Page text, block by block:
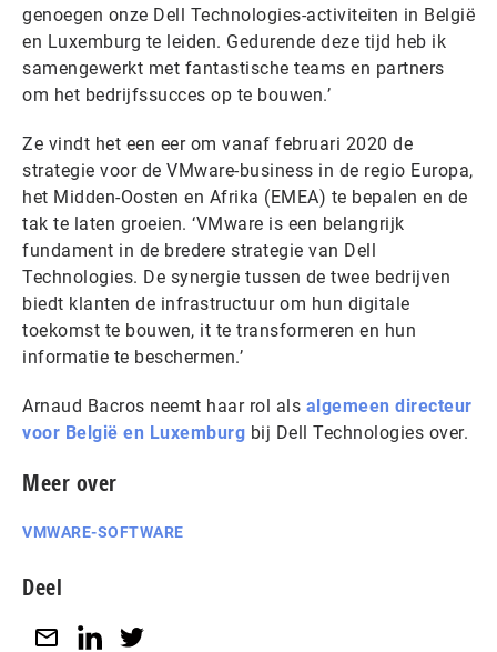
genoegen onze Dell Technologies-activiteiten in België
en Luxemburg te leiden. Gedurende deze tijd heb ik
samengewerkt met fantastische teams en partners
om het bedrijfssucces op te bouwen.’
Ze vindt het een eer om vanaf februari 2020 de
strategie voor de VMware-business in de regio Europa,
het Midden-Oosten en Afrika (EMEA) te bepalen en de
tak te laten groeien. ‘VMware is een belangrijk
fundament in de bredere strategie van Dell
Technologies. De synergie tussen de twee bedrijven
biedt klanten de infrastructuur om hun digitale
toekomst te bouwen, it te transformeren en hun
informatie te beschermen.’
Arnaud Bacros neemt haar rol als algemeen directeur
voor België en Luxemburg bij Dell Technologies over.
Meer over
VMWARE-SOFTWARE
Deel